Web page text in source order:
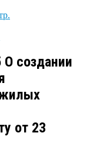
создании
от 23